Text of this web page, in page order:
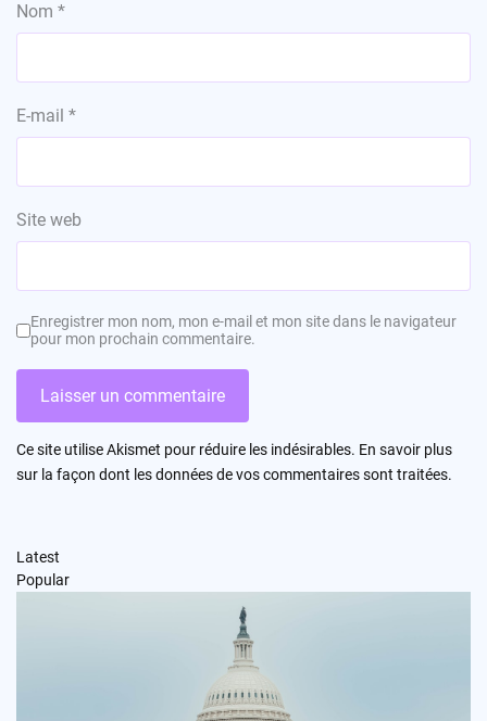
Nom *
E-mail *
Site web
Enregistrer mon nom, mon e-mail et mon site dans le navigateur
pour mon prochain commentaire.
Ce site utilise Akismet pour réduire les indésirables. En savoir plus
sur la façon dont les données de vos commentaires sont traitées.
Latest
Popular